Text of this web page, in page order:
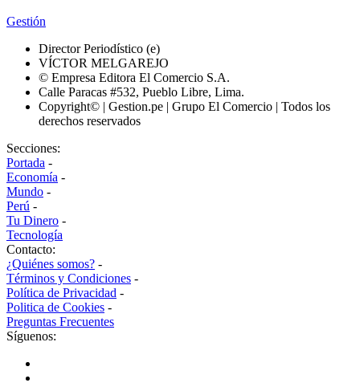
Gestión
Director Periodístico (e)
VÍCTOR MELGAREJO
© Empresa Editora El Comercio S.A.
Calle Paracas #532, Pueblo Libre, Lima.
Copyright© | Gestion.pe | Grupo El Comercio | Todos los
derechos reservados
Secciones:
Portada -
Economía -
Mundo -
Perú -
Tu Dinero -
Tecnología
Contacto:
¿Quiénes somos? -
Términos y Condiciones -
Política de Privacidad -
Politica de Cookies -
Preguntas Frecuentes
Síguenos: